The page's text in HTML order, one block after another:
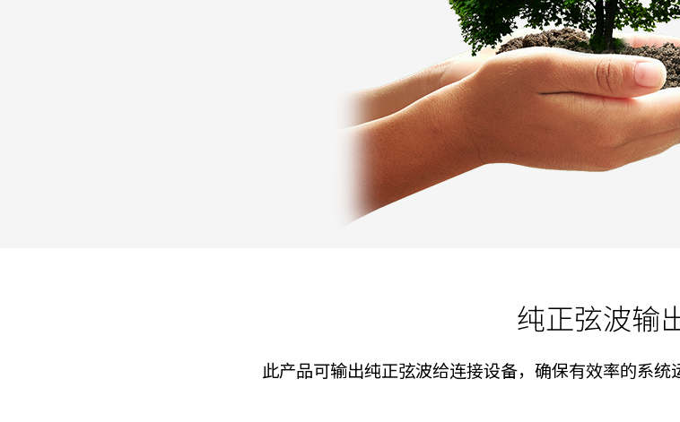
纯正弦波输
此产品可输出纯正弦波给连接设备，确保有效率的系统